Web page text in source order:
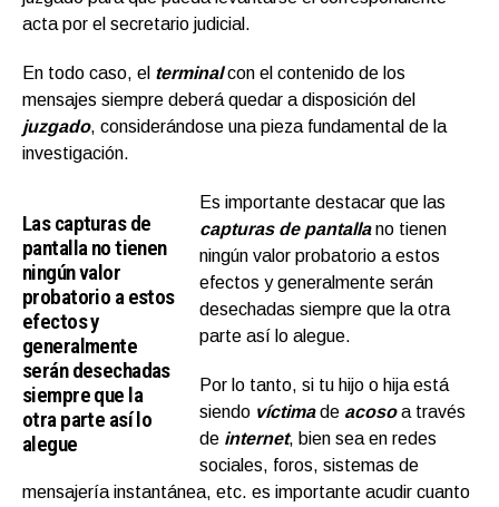
acta por el secretario judicial.
En todo caso, el terminal con el contenido de los
mensajes siempre deberá quedar a disposición del
juzgado, considerándose una pieza fundamental de la
investigación.
Las capturas de
pantalla no tienen
ningún valor
probatorio a estos
efectos y
generalmente
serán desechadas
siempre que la
otra parte así lo
alegue
Es importante destacar que las
capturas de pantallano tienen
ningún valor probatorio a estos
efectos y generalmente serán
desechadas siempre que la otra
parte así lo alegue.
Por lo tanto, si tu hijo o hija está
siendo víctimade acosoa través
de internet, bien sea en redes
sociales, foros, sistemas de
mensajería instantánea, etc. es importante acudir cuanto